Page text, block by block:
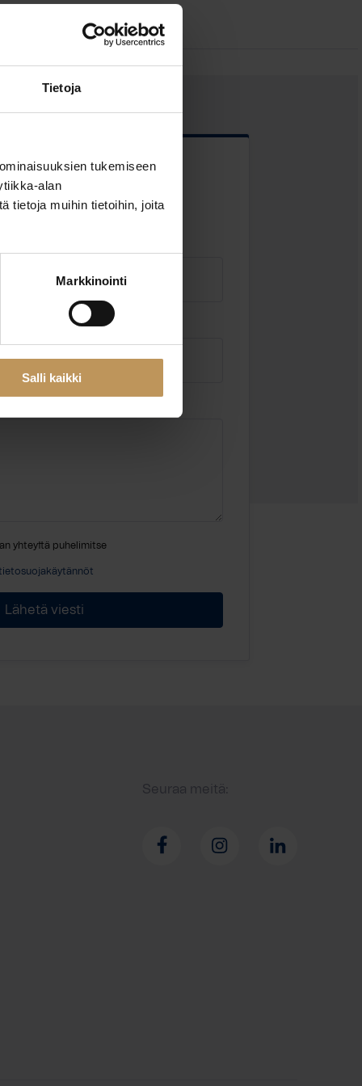
Tietoja
tukemiseen
alan
tietoja muihin tietoihin, joita
Markkinointi
Salli kaikki
Sähköposti*
yhteyttä puhelimitse
Seuraa meitä: